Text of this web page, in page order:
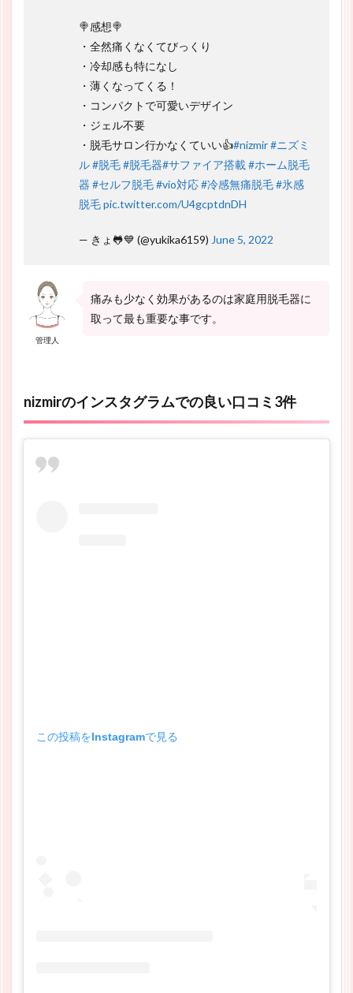
🍭感想🍭
・全然痛くなくてびっくり
・冷却感も特になし
・薄くなってくる！
・コンパクトで可愛いデザイン
・ジェル不要
・脱毛サロン行かなくていい👍#nizmir#ニズミ
ル#脱毛#脱毛器#サファイア搭載 #ホーム脱毛
器 #セルフ脱毛#vio対応#冷感無痛脱毛#氷感
脱毛pic.twitter.com/U4gcptdnDH
— きょ🐸💙 (@yukika6159) June 5, 2022
管理人
痛みも少なく効果があるのは家庭用脱毛器に
取って最も重要な事です。
nizmirのインスタグラムでの良い口コミ3件
この投稿をInstagramで見る